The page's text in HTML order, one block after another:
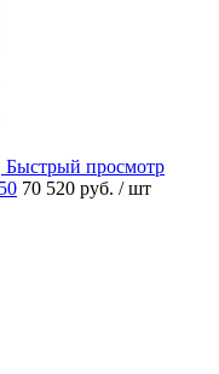
Быстрый просмотр
70 520 руб. / шт